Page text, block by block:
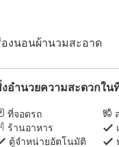
งนอนผ้านวมสะอาด
งอำนวยความสะดวกใน
ที่จอดรถ
ร้านอาหาร
ตู้จำหน่ายอัตโนมัติ